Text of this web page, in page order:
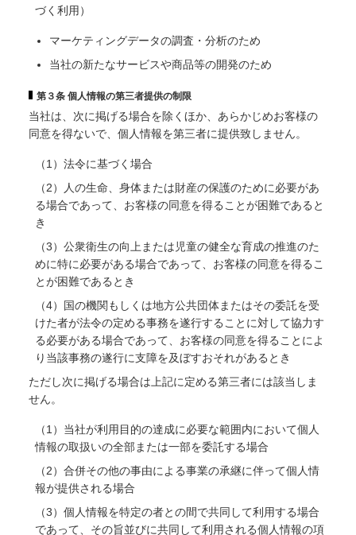
づく利用）
マーケティングデータの調査・分析のため
当社の新たなサービスや商品等の開発のため
第３条 個人情報の第三者提供の制限
当社は、次に掲げる場合を除くほか、あらかじめお客様の
同意を得ないで、個人情報を第三者に提供致しません。
（1）法令に基づく場合
（2）人の生命、身体または財産の保護のために必要があ
る場合であって、お客様の同意を得ることが困難であると
き
（3）公衆衛生の向上または児童の健全な育成の推進のた
めに特に必要がある場合であって、お客様の同意を得るこ
とが困難であるとき
（4）国の機関もしくは地方公共団体またはその委託を受
けた者が法令の定める事務を遂行することに対して協力す
る必要がある場合であって、お客様の同意を得ることによ
り当該事務の遂行に支障を及ぼすおそれがあるとき
ただし次に掲げる場合は上記に定める第三者には該当しま
せん。
（1）当社が利用目的の達成に必要な範囲内において個人
情報の取扱いの全部または一部を委託する場合
（2）合併その他の事由による事業の承継に伴って個人情
報が提供される場合
（3）個人情報を特定の者との間で共同して利用する場合
であって、その旨並びに共同して利用される個人情報の項